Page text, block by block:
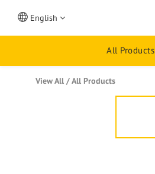
English
All Products
View All /All Products